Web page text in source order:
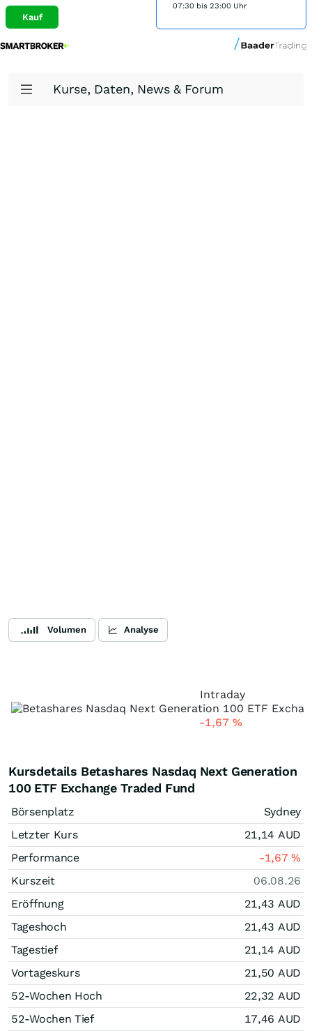
Kauf
07:30 bis 23:00 Uhr
Kurse, Daten, News & Forum
Volumen Analyse
Intraday
-1,67 %
Kursdetails Betashares Nasdaq Next Generation
100 ETF Exchange Traded Fund
Börsenplatz
Sydney
Letzter Kurs
21,14 AUD
Performance
-1,67%
Kurszeit
06.08.26
Eröffnung
21,43 AUD
Tageshoch
21,43 AUD
Tagestief
21,14 AUD
Vortageskurs
21,50 AUD
52-Wochen Hoch
22,32 AUD
52-Wochen Tief
17,46 AUD